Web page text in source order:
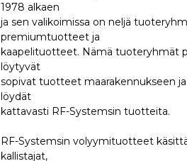
1978 alkaen
ja sen valikoimissa on neljä
premiumtuotteet ja
kaapelituotteet. Nämä tuoteryhmät
löytyvät
sopivat tuotteet maarakennukseen
löydät
kattavasti RF-Systemsin tuotteita.
RF-Systemsin volyymituotteet
kallistajat,